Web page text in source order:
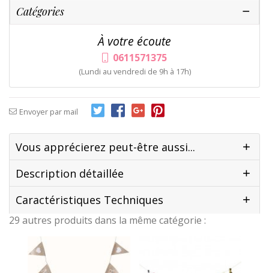
Catégories
À votre écoute
0611571375
(Lundi au vendredi de 9h à 17h)
Envoyer par mail
Vous apprécierez peut-être aussi...
Description détaillée
Caractéristiques Techniques
29 autres produits dans la même catégorie :